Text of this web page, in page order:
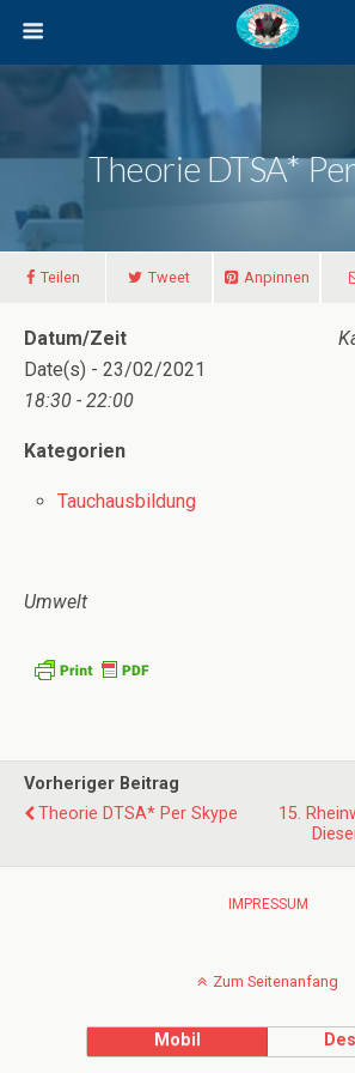
Theorie DTSA*
Teilen Tweet Anpinnen
Datum/Zeit
Date(s) - 23/02/2021
18:30 - 22:00
Kategorien
Tauchausbildung
Umwelt
Vorheriger Beitrag
Theorie DTSA* Per Skype
15.
IMPRESSUM
Zum Seitenanfang
Mobil